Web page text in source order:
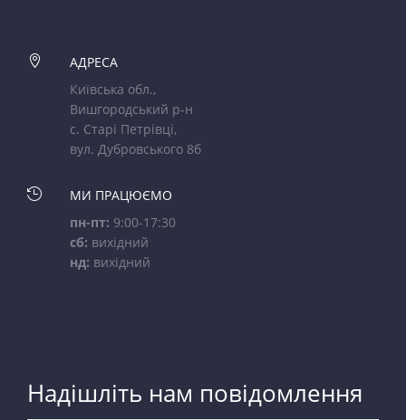

АДРЕСА
Київська обл.,
Вишгородський р-н
с. Старі Петрівці,
вул. Дубровського 8б

МИ ПРАЦЮЄМО
пн-пт: 9:00-17:30
сб: вихідний
нд: вихідний
Надішліть нам повідомлення